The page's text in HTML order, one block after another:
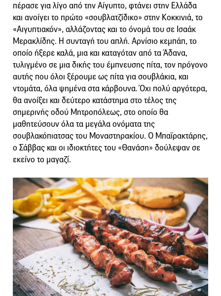
πέρασε για λίγο από την Αίγυπτο, φτάνει στην Ελλάδα
και ανοίγει το πρώτο «σουβλατζίδικο» στην Κοκκινιά, το
«Αιγυπτιακόν», αλλάζοντας και το όνομά του σε Ισαάκ
Μερακλίδης. Η συνταγή του απλή. Αρνίσιο κεμπάπ, το
οποίο ήξερε καλά, μια και καταγόταν από τα Άδανα,
τυλιγμένο σε μια δικής του έμπνευσης πίτα, τον πρόγονο
αυτής που όλοι ξέρουμε ως πίτα για σουβλάκια, και
ντομάτα, όλα ψημένα στα κάρβουνα. Όχι πολύ αργότερα,
θα ανοίξει και δεύτερο κατάστημα στο τέλος της
σημερινής οδού Μητροπόλεως, στο οποίο θα
μαθητεύσουν όλα τα μεγάλα ονόματα της
σουβλακόπιατσας του Μοναστηρακίου. Ο Μπαϊρακτάρης,
ο Σάββας και οι ιδιοκτήτες του «Θανάση» δούλεψαν σε
εκείνο το μαγαζί.